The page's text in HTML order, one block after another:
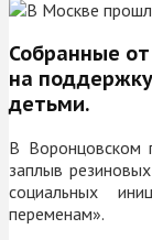
Собранные
на
детьми.
В Воронцовском
заплыв
социальных
переменам».